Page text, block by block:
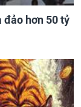
đảo hơn 50 tỷ